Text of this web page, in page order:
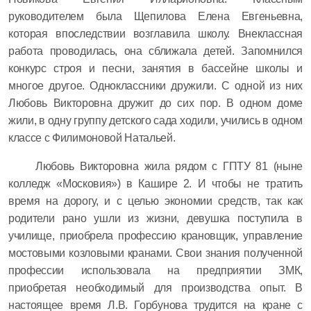
руководителем была Щепилова Елена Евгеньевна,
которая впоследствии возглавила школу. Внеклассная
работа проводилась, она сближала детей. Запомнился
конкурс строя и песни, занятия в бассейне школы и
многое другое. Одноклассники дружили. С одной из них
Любовь Викторовна дружит до сих пор. В одном доме
жили, в одну группу детского сада ходили, учились в одном
классе с Филимоновой Натальей.
Любовь Викторовна жила рядом с ГПТУ 81 (ныне
колледж «Московия») в Кашире 2. И чтобы не тратить
время на дорогу, и с целью экономии средств, так как
родители рано ушли из жизни, девушка поступила в
училище, приобрела профессию крановщик, управление
мостовыми козловыми кранами. Свои знания полученной
профессии использовала на предприятии ЗМК,
приобретая необходимый для производства опыт. В
настоящее время Л.В. Горбунова трудится на кране с